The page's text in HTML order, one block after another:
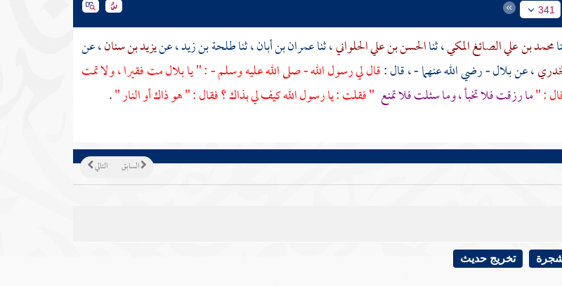
341
محمد بن علي الصائغ المكي، ثناالحسن بن علي الحلواني، ثناعمران بن أبان، ثناطلحة بن زيد، عنيزيد بن سنان، عن
، عنبلال- رضي الله عنهما - ، قال :قال لي رسول الله - صلى الله عليه وسلم - : " يابلالمت فقيرا ، ولا تمت
: "ما رزقت فلا تخبأ ، وما سئلت فلا تمنع " فقلت : يا رسول الله كيف لي بذاك ؟ فقال : " هو ذاك أو النار ".
التالي السابق
تخريج حديث